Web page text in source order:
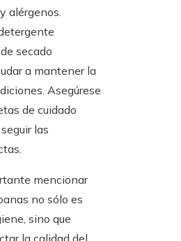
alérgenos.
secado
a mantener la
Asegúrese
de cuidado
las
mencionar
no sólo es
sino que
la calidad del